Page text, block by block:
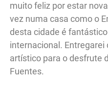
muito feliz por estar
vez numa casa como o
desta cidade é
internacional.
artístico para o desfrute
Fuentes.